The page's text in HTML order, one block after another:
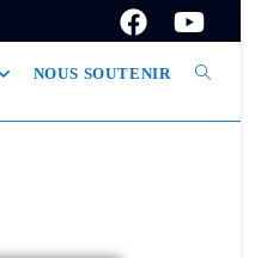
NOUS SOUTENIR